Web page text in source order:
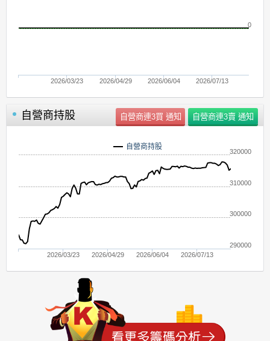
2026/03/23 2026/04/29 2026/06/04 2026/07/13
0
自營商持股
自營商持股
2026/03/23 2026/04/29 2026/06/04 2026/07/13
290000
300000
310000
320000